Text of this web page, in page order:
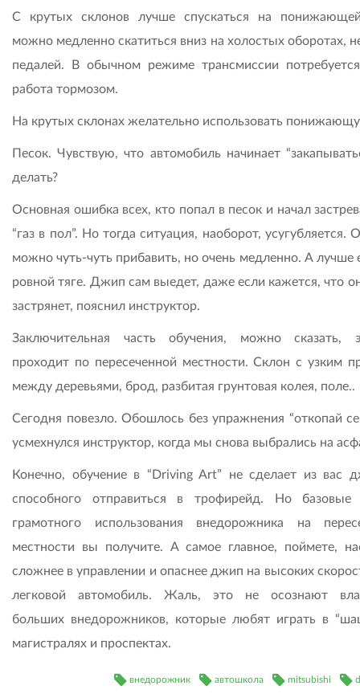
С крутых склонов лучше спускаться на
можно медленно скатиться вниз на холостых оборотах,
педалей. В обычном режиме трансмиссии
работа тормозом.
На крутых склонах желательно использовать
Песок. Чувствую, что автомобиль начинает
делать?
Основная ошибка всех, кто попал в песок и начал
“газ в пол”. Но тогда ситуация, наоборот, усугубляется.
можно чуть-чуть прибавить, но очень медленно. А лучше
ровной тяге. Джип сам выедет, даже если кажется, что
застрянет, пояснил инструктор.
Заключительная часть обучения, можно сказать,
проходит по пересеченной местности. Склон с узким
между деревьями, брод, разбитая грунтовая колея, поле..
Сегодня повезло. Обошлось без упражнения “откопай
усмехнулся инструктор, когда мы снова выбрались на
Конечно, обучение в “Driving Art” не сделает из вас
способного отправиться в трофирейд. Но базовые
грамотного использования внедорожника на
местности вы получите. А самое главное, поймете,
сложнее в управлении и опаснее джип на высоких
легковой автомобиль. Жаль, это не осознают
больших внедорожников, которые любят играть в
магистралях и проспектах.
mitsubishi
автошкола
внедорожник